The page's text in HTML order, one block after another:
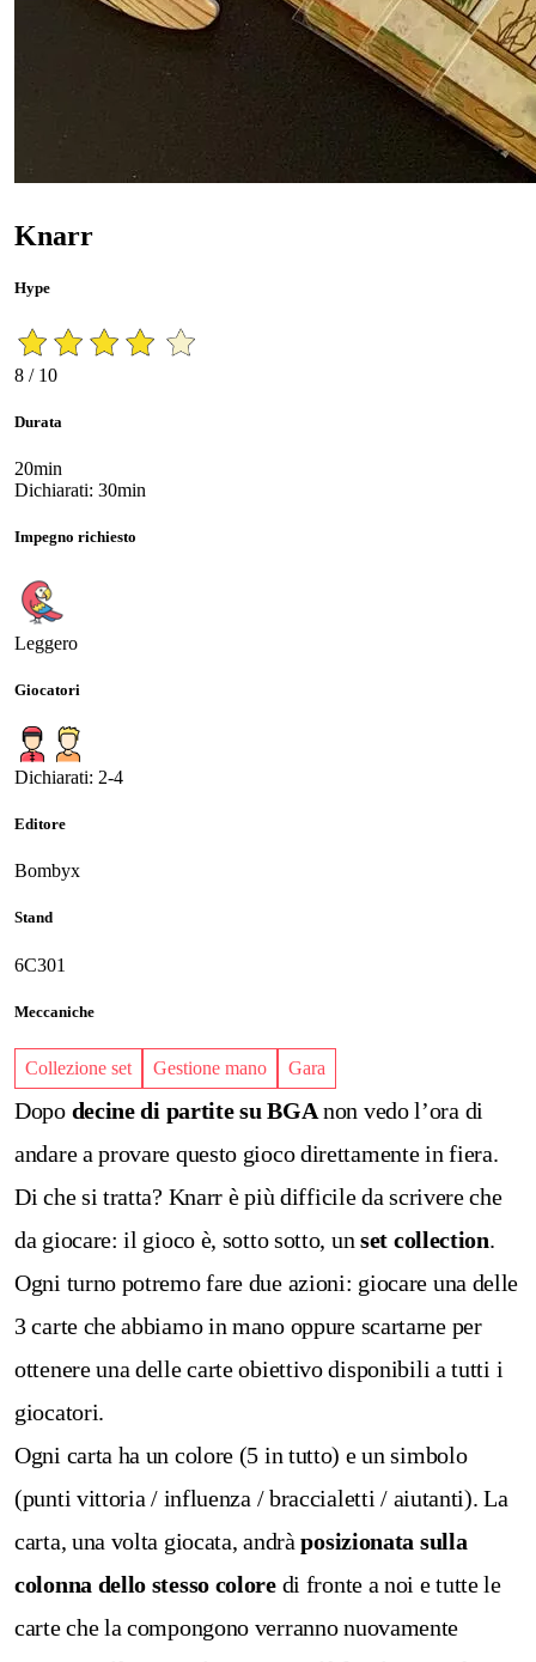
Knarr
Hype
8 / 10
Durata
20min
Dichiarati: 30min
Impegno richiesto
Leggero
Giocatori
Dichiarati: 2-4
Editore
Bombyx
Stand
6C301
Meccaniche
Collezione set Gestione mano Gara
Dopo decine di partite su BGAnon vedo l’ora di
andare a provare questo gioco direttamente in fiera.
Di che si tratta? Knarr è più difficile da scrivere che
da giocare: il gioco è, sotto sotto, un set collection.
Ogni turno potremo fare due azioni: giocare una delle
3 carte che abbiamo in mano oppure scartarne per
ottenere una delle carte obiettivo disponibili a tutti i
giocatori.
Ogni carta ha un colore (5 in tutto) e un simbolo
(punti vittoria / influenza / braccialetti / aiutanti). La
carta, una volta giocata, andràposizionata sulla
colonna dello stesso coloredi fronte a noi e tutte le
carte che la compongono verranno nuovamente